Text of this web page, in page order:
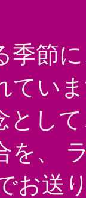
季節
てい
とし
を、
お送